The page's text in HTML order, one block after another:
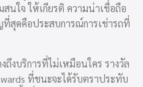
นใจ ให้เกียรติ ความน่าเชื่อถือ
สุดคือประสบการณ์การเช่ารถที่
งบริการที่ไม่เหมือนใคร รางวัล
ที่ชนะจะได้รับตราประทับ